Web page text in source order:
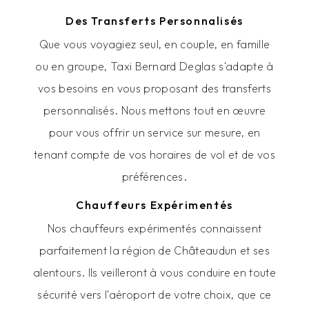
Des Transferts Personnalisés
Que vous voyagiez seul, en couple, en famille
ou en groupe, Taxi Bernard Deglas s'adapte à
vos besoins en vous proposant des transferts
personnalisés. Nous mettons tout en œuvre
pour vous offrir un service sur mesure, en
tenant compte de vos horaires de vol et de vos
préférences.
Chauffeurs Expérimentés
Nos chauffeurs expérimentés connaissent
parfaitement la région de Châteaudun et ses
alentours. Ils veilleront à vous conduire en toute
sécurité vers l'aéroport de votre choix, que ce